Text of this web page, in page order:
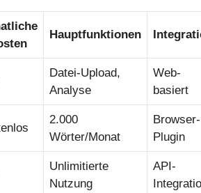
Hauptfunktionen
Datei-Upload,
Analyse
Web-
basiert
2.000
Wörter/Monat
Browser-
Plugin
Unlimitierte
Nutzung
API-